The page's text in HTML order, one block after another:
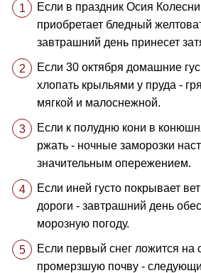
Если в праздник Осия
приобретает бледный
завтрашний день принесет
Если 30 октября домашние
хлопать крыльями у пруда -
мягкой и малоснежной.
Если к полудню кони в
ржать - ночные заморозки
значительным опережением.
Если иней густо покрывает
дороги - завтрашний день
морозную погоду.
Если первый снег ложится на
промерзшую почву -